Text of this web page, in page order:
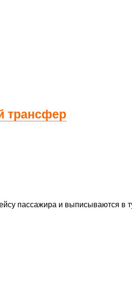
трансфер
пассажира и выписываются в